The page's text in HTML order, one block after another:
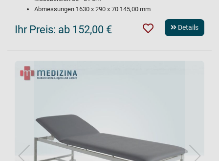
Abmessungen 1630 x 290 x 70 145,00 mm
Ihr Preis: ab 152,00 € Details